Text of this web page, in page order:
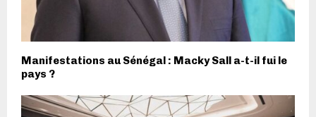
Manifestations au Sénégal : Macky Sall a-t-il fui le
pays ?